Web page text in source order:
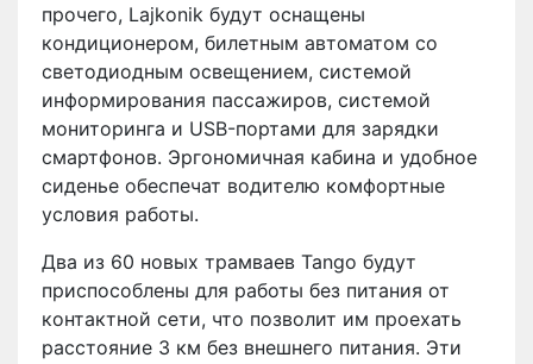
прочего, Lajkonik будут оснащены
кондиционером, билетным автоматом со
светодиодным освещением, системой
информирования пассажиров, системой
мониторинга и USB-портами для зарядки
смартфонов. Эргономичная кабина и удобное
сиденье обеспечат водителю комфортные
условия работы.
Два из 60 новых трамваев Tango будут
приспособлены для работы без питания от
контактной сети, что позволит им проехать
расстояние 3 км без внешнего питания. Эти